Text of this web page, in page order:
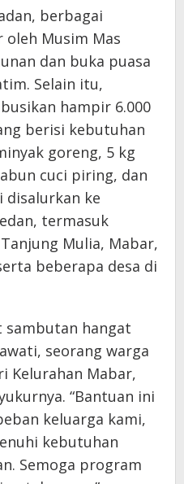
berbagai
oleh Musim Mas
dan buka puasa
Selain itu,
hampir 6.000
berisi kebutuhan
goreng, 5 kg
cuci piring, dan
disalurkan ke
termasuk
Mulia, Mabar,
beberapa desa di
sambutan hangat
seorang warga
Kelurahan Mabar,
“Bantuan ini
keluarga kami,
kebutuhan
Semoga program